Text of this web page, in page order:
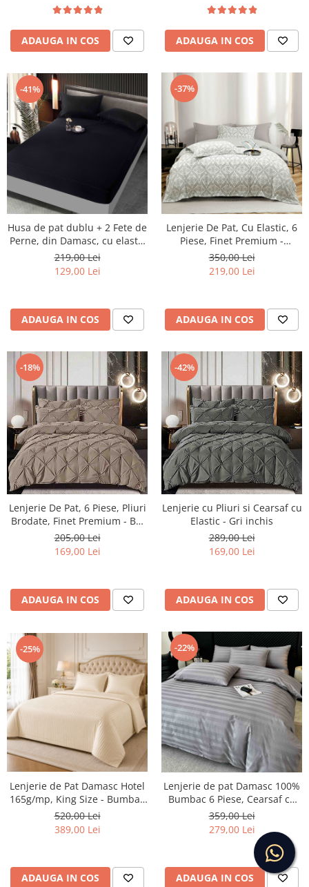
ADAUGA IN COS ADAUGA IN COS
-41%
Husa de pat dublu + 2 Fete de
Perne, din Damasc, cu elastic
- Negru
219,00 Lei
129,00 Lei
ADAUGA IN COS
-37%
Lenjerie De Pat, Cu Elastic, 6
Piese, Finet Premium -
LPBF6PE70
350,00 Lei
219,00 Lei
ADAUGA IN COS
-18%
Lenjerie De Pat, 6 Piese, Pliuri
Brodate, Finet Premium - Bej
inchis
205,00 Lei
169,00 Lei
ADAUGA IN COS
-42%
Lenjerie cu Pliuri si Cearsaf cu
Elastic - Gri inchis
289,00 Lei
169,00 Lei
ADAUGA IN COS
-25%
Lenjerie de Pat Damasc Hotel
165g/mp, King Size - Bumbac
Premium CASIMI
520,00 Lei
389,00 Lei
ADAUGA IN COS
-22%
Lenjerie de pat Damasc 100%
Bumbac 6 Piese, Cearsaf cu
Elastic, Gri Inchis
359,00 Lei
279,00 Lei
ADAUGA IN COS